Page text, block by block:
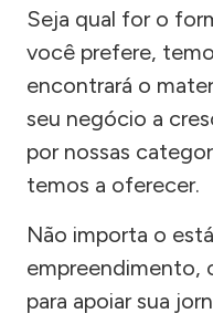
Seja qual for o
você prefere,
encontrará o
seu negócio a
por nossas
temos a oferecer.
Não importa o
empreendimento,
para apoiar sua